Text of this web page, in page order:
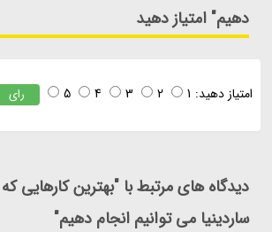
دهیم" امتیاز دهید
امتیاز دهید: 1
2
3
4
5 رای
دیدگاه های مرتبط با "بهترین کارهایی
ساردینیا می توانیم انجام دهیم"